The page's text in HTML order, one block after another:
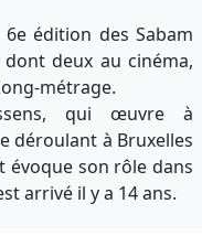
édition des Sabam
dont deux au cinéma,
métrage.
qui œuvre à
déroulant à Bruxelles
évoque son rôle dans
arrivé il y a 14 ans.